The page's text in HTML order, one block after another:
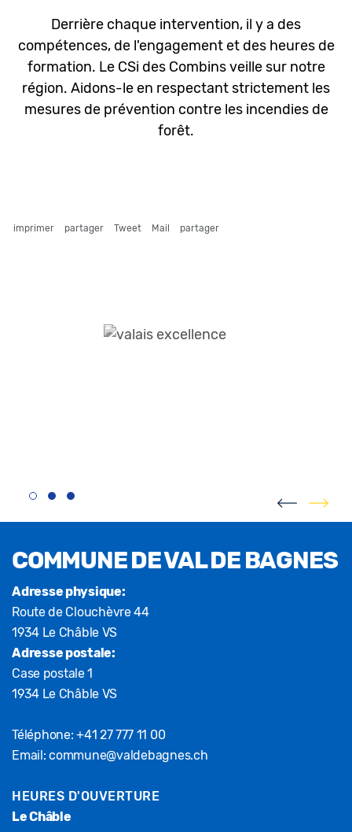
Derrière chaque intervention, il y a des
compétences, de l'engagement et des heures de
formation. Le CSi des Combins veille sur notre
région. Aidons-le en respectant strictement les
mesures de prévention contre les incendies de
forêt.
imprimer partager Tweet Mail partager
COMMUNE DE VAL DE BAGNES
Adresse physique:
Route de Clouchèvre 44
1934 Le Châble VS
Adresse postale:
Case postale 1
1934 Le Châble VS
Téléphone:+41 27 777 11 00
Email: commune@valdebagnes.ch
HEURES D'OUVERTURE
Le Châble